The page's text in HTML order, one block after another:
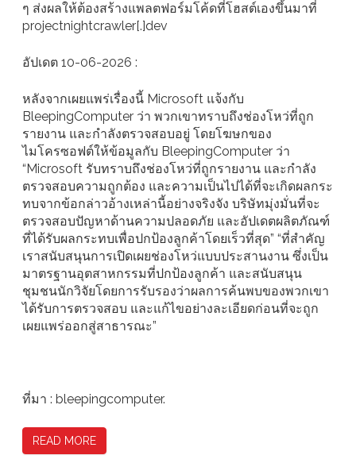
ๆ ส่งผลให้ต้องสร้างแพลตฟอร์มโค้ดที่โฮสต์เองขึ้นมาที่
projectnightcrawler[.]dev
อัปเดต 10-06-2026 :
หลังจากเผยแพร่เรื่องนี้ Microsoft แจ้งกับ
BleepingComputer ว่า พวกเขาทราบถึงช่องโหว่ที่ถูก
รายงาน และกำลังตรวจสอบอยู่ โดยโฆษกของ
ไมโครซอฟต์ให้ข้อมูลกับ BleepingComputer ว่า
“Microsoft รับทราบถึงช่องโหว่ที่ถูกรายงาน และกำลัง
ตรวจสอบความถูกต้อง และความเป็นไปได้ที่จะเกิดผลกระ
ทบจากข้อกล่าวอ้างเหล่านี้อย่างจริงจัง บริษัทมุ่งมั่นที่จะ
ตรวจสอบปัญหาด้านความปลอดภัย และอัปเดตผลิตภัณฑ์
ที่ได้รับผลกระทบเพื่อปกป้องลูกค้าโดยเร็วที่สุด” “ที่สำคัญ
เราสนับสนุนการเปิดเผยช่องโหว่แบบประสานงาน ซึ่งเป็น
มาตรฐานอุตสาหกรรมที่ปกป้องลูกค้า และสนับสนุน
ชุมชนนักวิจัยโดยการรับรองว่าผลการค้นพบของพวกเขา
ได้รับการตรวจสอบ และแก้ไขอย่างละเอียดก่อนที่จะถูก
เผยแพร่ออกสู่สาธารณะ”
ที่มา : bleepingcomputer.
READ MORE